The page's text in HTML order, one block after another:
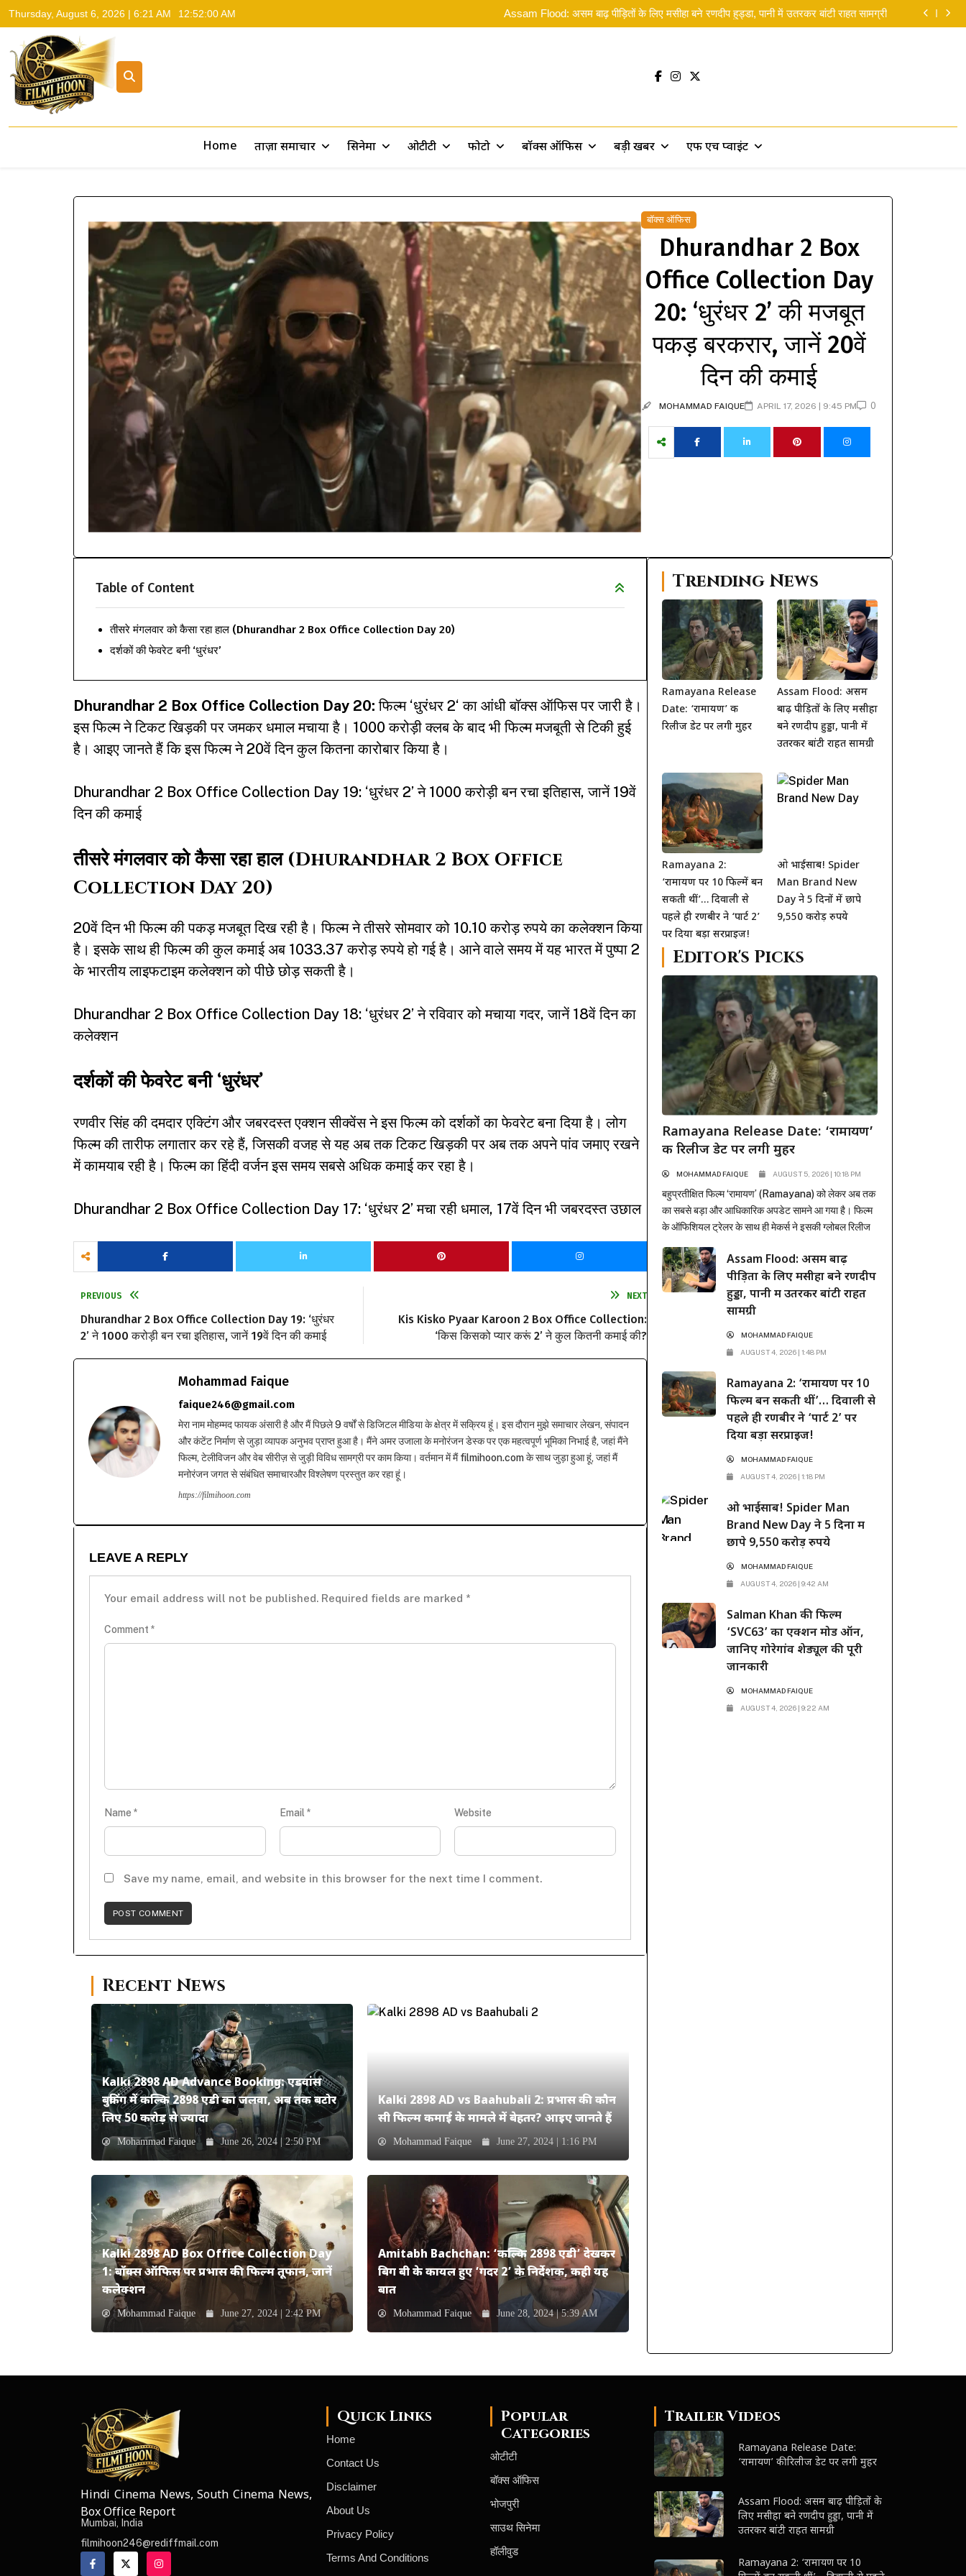
Thursday, August 6, 2026 | 6:21 AM 12:52:01 AM
Ramayana 2: ‘रामायण पर 10 फिल्में बन सकती थीं’… दिवाली से पहले ही रणबीर ने ‘पार्ट 2’ पर दिया बड़ा
सरप्राइज!
ओ भाईसाब! Spider Man Brand New Day ने 5 दिनों में छापे 9,550 करोड़ रुपये
ओ भाईसाब! Spider Man Brand New Day ने 5 दिनों में छापे 9,550 करोड़ रुपये
Filmi Hoon Home ताज़ा समाचार सिनेमा ओटीटी फोटो बॉक्स ऑफिस बड़ी खबर एफ एच प्वाइंट
बॉक्स ऑफिस
Dhurandhar 2 Box
Office Collection Day
20: ‘धुरंधर 2’ की मजबूत
पकड़ बरकरार, जानें 20वें
दिन की कमाई
MOHAMMAD FAIQUE APRIL 17, 2026 | 9:45 PM 0
Table of Content
तीसरे मंगलवार को कैसा रहा हाल (Dhurandhar 2 Box Office Collection Day 20)
दर्शकों की फेवरेट बनी ‘धुरंधर’
Dhurandhar 2 Box Office Collection Day 20: फिल्म ‘धुरंधर 2‘ का आंधी बॉक्स ऑफिस पर जारी है।
इस फिल्म ने टिकट खिड़की पर जमकर धमाल मचाया है। 1000 करोड़ी क्लब के बाद भी फिल्म मजबूती से टिकी हुई
है। आइए जानते हैं कि इस फिल्म ने 20वें दिन कुल कितना कारोबार किया है।
Dhurandhar 2 Box Office Collection Day 19: ‘धुरंधर 2’ ने 1000 करोड़ी बन रचा इतिहास, जानें 19वें
दिन की कमाई
तीसरे मंगलवार को कैसा रहा हाल (Dhurandhar 2 Box Office
Collection Day 20)
20वें दिन भी फिल्म की पकड़ मजबूत दिख रही है। फिल्म ने तीसरे सोमवार को 10.10 करोड़ रुपये का कलेक्शन किया
है। इसके साथ ही फिल्म की कुल कमाई अब 1033.37 करोड़ रुपये हो गई है। आने वाले समय में यह भारत में पुष्पा 2
के भारतीय लाइफटाइम कलेक्शन को पीछेे छोड़ सकती है।
Dhurandhar 2 Box Office Collection Day 18: ‘धुरंधर 2’ ने रविवार को मचाया गदर, जानें 18वें दिन का
कलेक्शन
दर्शकों की फेवरेट बनी ‘धुरंधर’
रणवीर सिंह की दमदार एक्टिंग और जबरदस्त एक्शन सीक्वेंस ने इस फिल्म को दर्शकों का फेवरेट बना दिया है। लोग
फिल्म की तारीफ लगातार कर रहे हैं, जिसकी वजह से यह अब तक टिकट खिड़की पर अब तक अपने पांव जमाए रखने
में कामयाब रही है। फिल्म का हिंदी वर्जन इस समय सबसे अधिक कमाई कर रहा है।
Dhurandhar 2 Box Office Collection Day 17: ‘धुरंधर 2’ मचा रही धमाल, 17वें दिन भी जबरदस्त उछाल
PREVIOUS
Dhurandhar 2 Box Office Collection Day 19: ‘धुरंधर
2’ ने 1000 करोड़ी बन रचा इतिहास, जानें 19वें दिन की कमाई
NEXT
Kis Kisko Pyaar Karoon 2 Box Office Collection:
‘किस किसको प्यार करूं 2’ ने कुल कितनी कमाई की?
Mohammad Faique
faique246@gmail.com
मेरा नाम मोहम्मद फायक अंसारी है और मैं पिछले 9 वर्षों से डिजिटल मीडिया के क्षेत्र में सक्रिय हूं। इस दौरान मुझे समाचार लेखन, संपादन
और कंटेंट निर्माण से जुड़ा व्यापक अनुभव प्राप्त हुआ है। मैंने अमर उजाला के मनोरंजन डेस्क पर एक महत्वपूर्ण भूमिका निभाई है, जहां मैंने
फिल्म, टेलीविजन और वेब सीरीज़ से जुड़ी विविध सामग्री पर काम किया। वर्तमान में मैं filmihoon.com के साथ जुड़ा हुआ हूं, जहां मैं
मनोरंजन जगत से संबंधित समाचारऔर विश्लेषण प्रस्तुत कर रहा हूं।
https://filmihoon.com
LEAVE A REPLY
Your email address will not be published. Required fields are marked *
Comment *
Name * Email * Website
Save my name, email, and website in this browser for the next time I comment.
Recent News
Kalki 2898 AD Advance Booking: एडवांस
बुकिंग में कल्कि 2898 एडी का जलवा, अब तक बटोर
लिए 50 करोड़ से ज्यादा
Mohammad Faique June 26, 2024 | 2:50 PM
Kalki 2898 AD vs Baahubali 2: प्रभास की कौन
सी फिल्म कमाई के मामले में बेहतर? आइए जानते हैं
Mohammad Faique June 27, 2024 | 1:16 PM
Kalki 2898 AD Box Office Collection Day
1: बॉक्स ऑफिस पर प्रभास की फिल्म तूफान, जानें
कलेक्शन
Mohammad Faique June 27, 2024 | 2:42 PM
Amitabh Bachchan: ‘कल्कि 2898 एडी’ देखकर
बिग बी के कायल हुए ‘गदर 2’ के निर्देशक, कही यह
बात
Mohammad Faique June 28, 2024 | 5:39 AM
Trending News
Ramayana Release
Date: ‘रामायण’ की
रिलीज डेट पर लगी मुहर
Assam Flood: असम
बाढ़ पीड़ितों के लिए मसीहा
बने रणदीप हुड्डा, पानी में
उतरकर बांटी राहत सामग्री
Ramayana 2:
‘रामायण पर 10 फिल्में बन
सकती थीं’… दिवाली से
पहले ही रणबीर ने ‘पार्ट 2’
पर दिया बड़ा सरप्राइज!
ओ भाईसाब! Spider
Man Brand New
Day ने 5 दिनों में छापे
9,550 करोड़ रुपये
Editor's Picks
Ramayana Release Date: ‘रामायण’
की रिलीज डेट पर लगी मुहर
MOHAMMAD FAIQUE AUGUST 5, 2026 | 10:18 PM
बहुप्रतीक्षित फिल्म ‘रामायण’ (Ramayana) को लेकर अब तक
का सबसे बड़ा और आधिकारिक अपडेट सामने आ गया है। फिल्म
के ऑफिशियल ट्रेलर के साथ ही मेकर्स ने इसकी ग्लोबल रिलीज
डिस्ट्रीब्यूशन जायंट सोनी पिक्चर्स ने मुहर लगा दी है कि यह भव्य
महाकाव्य 6 नवंबर...
Assam Flood: असम बाढ़
पीड़ितों के लिए मसीहा बने रणदीप
हुड्डा, पानी में उतरकर बांटी राहत
सामग्री
MOHAMMAD FAIQUE
AUGUST 4, 2026 | 1:48 PM
Ramayana 2: ‘रामायण पर 10
फिल्में बन सकती थीं’… दिवाली से
पहले ही रणबीर ने ‘पार्ट 2’ पर
दिया बड़ा सरप्राइज!
MOHAMMAD FAIQUE
AUGUST 4, 2026 | 1:18 PM
ओ भाईसाब! Spider Man
Brand New Day ने 5 दिनों में
छापे 9,550 करोड़ रुपये
MOHAMMAD FAIQUE
AUGUST 4, 2026 | 9:42 AM
Salman Khan की फिल्म
‘SVC63’ का एक्शन मोड ऑन,
जानिए गोरेगांव शेड्यूल की पूरी
जानकारी
MOHAMMAD FAIQUE
AUGUST 4, 2026 | 9:22 AM
NEWS ELEMENTOR
Hindi Cinema News, South Cinema News,
Box Office Report
Mumbai, India
filmihoon246@rediffmail.com
Quick Links
Home
Contact Us
Disclaimer
About Us
Privacy Policy
Terms And Conditions
Popular
Categories
ओटीटी
बॉक्स ऑफिस
भोजपुरी
साउथ सिनेमा
हॉलीवुड
Trailer Videos
Ramayana Release Date:
‘रामायण’ की रिलीज डेट पर लगी मुहर
Assam Flood: असम बाढ़ पीड़ितों के
लिए मसीहा बने रणदीप हुड्डा, पानी में
उतरकर बांटी राहत सामग्री
Ramayana 2: ‘रामायण पर 10